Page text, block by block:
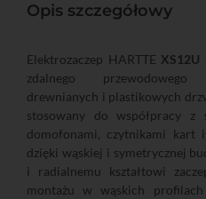
Opis szczegółowy
Elektrozaczep HARTTE XS12U
zdalnego
drewnianych i plastikowych
stosowany do współpracy z
domofonami, czytnikami kart
dzięki wąskiej i symetrycznej
i radialnemu kształtowi
montażu w wąskich